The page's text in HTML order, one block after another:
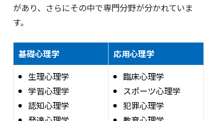
があり、さらにその中で専門分野が分かれていま
す。
基礎心理学
応用心理学
生理心理学
学習心理学
認知心理学
臨床心理学
スポーツ心理学
犯罪心理学